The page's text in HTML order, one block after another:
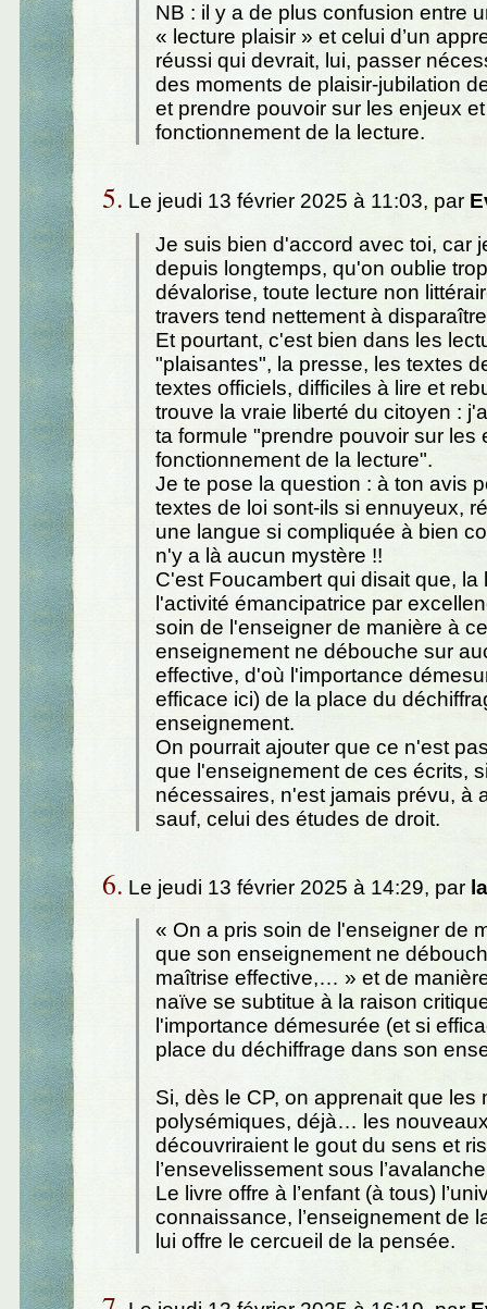
NB : il y a de plus confusion entre
« lecture plaisir » et celui d’un
réussi qui devrait, lui, passer
des moments de plaisir-jubilation
et prendre pouvoir sur les enjeux
fonctionnement de la lecture.
5. Le jeudi 13 février 2025 à 11:03, par
Je suis bien d'accord avec toi, car
depuis longtemps, qu'on oublie
dévalorise, toute lecture non
travers tend nettement à
Et pourtant, c'est bien dans les
"plaisantes", la presse, les textes
textes officiels, difficiles à lire et
trouve la vraie liberté du citoyen :
ta formule "prendre pouvoir sur les
fonctionnement de la lecture".
Je te pose la question : à ton avis
textes de loi sont-ils si ennuyeux,
une langue si compliquée à bien
n'y a là aucun mystère !!
C'est Foucambert qui disait que, la
l'activité émancipatrice par
soin de l'enseigner de manière à
enseignement ne débouche sur
effective, d'où l'importance
efficace ici) de la place du
enseignement.
On pourrait ajouter que ce n'est
que l'enseignement de ces écrits,
nécessaires, n'est jamais prévu, à
sauf, celui des études de droit.
6. Le jeudi 13 février 2025 à 14:29, par
« On a pris soin de l'enseigner de
que son enseignement ne
maîtrise effective,… » et de
naïve se subtitue à la raison
l'importance démesurée (et si
place du déchiffrage dans son
Si, dès le CP, on apprenait que les
polysémiques, déjà… les
découvriraient le gout du sens et
l’ensevelissement sous
Le livre offre à l’enfant (à tous)
connaissance, l’enseignement de
lui offre le cercueil de la pensée.